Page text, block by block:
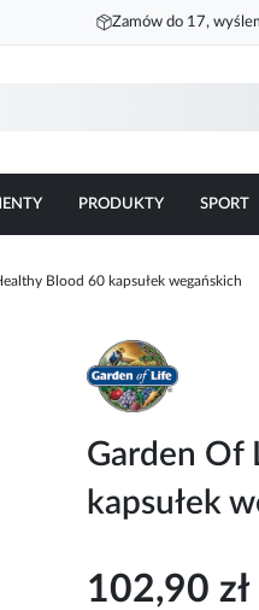
Zamów do 17,
PRODUKTY SPORT
Blood 60 kapsułek wegańskich
Garden Of
kapsułek
102,90 zł